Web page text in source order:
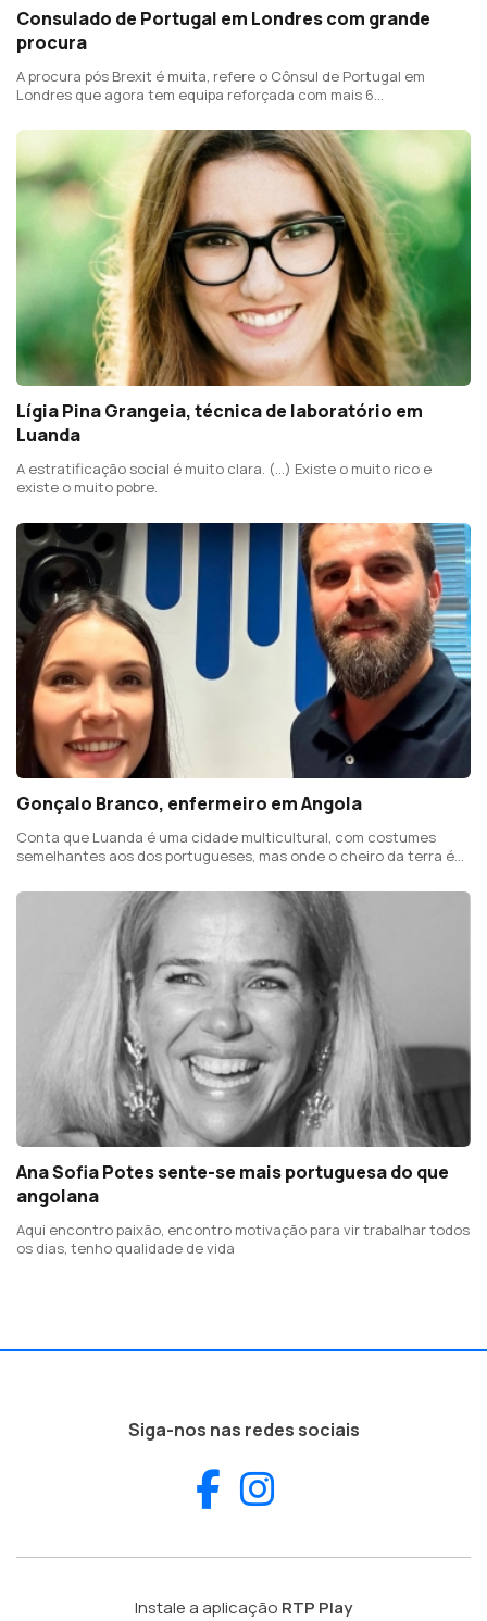
Consulado de Portugal em Londres com grande
procura
A procura pós Brexit é muita, refere o Cônsul de Portugal em
Londres que agora tem equipa reforçada com mais 6
Lígia Pina Grangeia, técnica de laboratório em
Luanda
A estratificação social é muito clara. (...) Existe o muito rico e
existe o muito pobre.
Gonçalo Branco, enfermeiro em Angola
Conta que Luanda é uma cidade multicultural, com costumes
semelhantes aos dos portugueses, mas onde o cheiro da terra é
Ana Sofia Potes sente-se mais portuguesa do que
angolana
Aqui encontro paixão, encontro motivação para vir trabalhar todos
os dias, tenho qualidade de vida
Siga-nos nas redes sociais
Facebook
Instale a aplicação RTP Play